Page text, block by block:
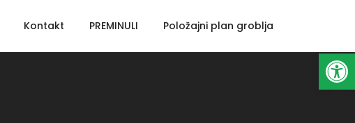
Open toolbar
Kontakt PREMINULI Položajni plan groblja